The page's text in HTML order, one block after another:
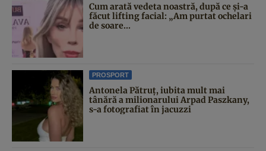
Cum arată vedeta noastră, după ce și-a
făcut lifting facial: „Am purtat ochelari
de soare...
PROSPORT
Antonela Pătruț, iubita mult mai
tânără a milionarului Arpad Paszkany,
s-a fotografiat în jacuzzi